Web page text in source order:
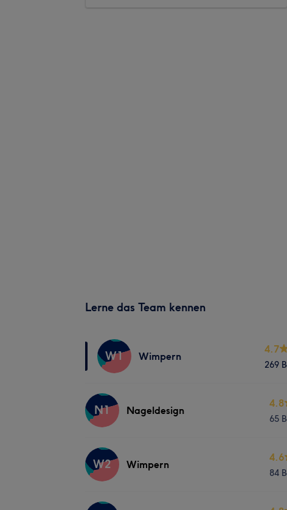
Lerne das Team kennen
W1 Wimpern
4.7
269
N1 Nageldesign
4.8
65
W2 Wimpern
4.6
84